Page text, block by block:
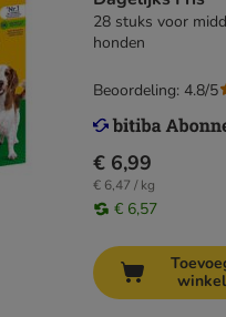
28 stuks voor
honden
€ 6,99
€ 6,47 / kg
€ 6,57
Beoordeling: 4.8/5